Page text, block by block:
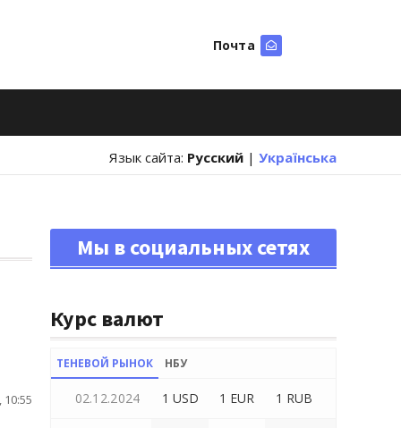
Почта
Язык сайта: Русский | Українська
Мы в социальных сетях
Курс валют
ТЕНЕВОЙ РЫНОК НБУ
02.12.2024 1 USD 1 EUR 1 RUB